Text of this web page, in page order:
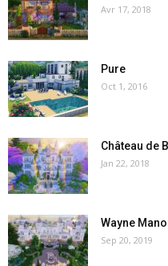
Avr 17, 2018
Pure
Oct 1, 2016
Château de
Jan 22, 2018
Wayne
Sep 20, 2019